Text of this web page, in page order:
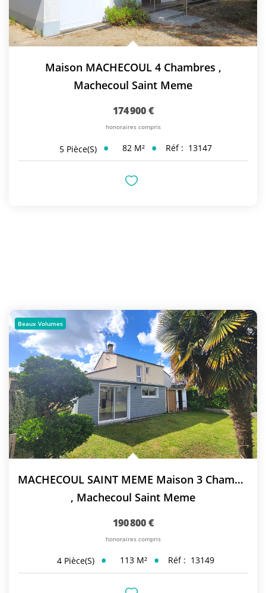
Maison MACHECOUL 4 Chambres ,
Machecoul Saint Meme
174 900 €
honoraires compris
5 Pièce(s) 82 M² Réf : 13147
Beaux Volumes
MACHECOUL SAINT MEME Maison 3 Chambres
, Machecoul Saint Meme
190 800 €
honoraires compris
4 Pièce(s) 113 M² Réf : 13149